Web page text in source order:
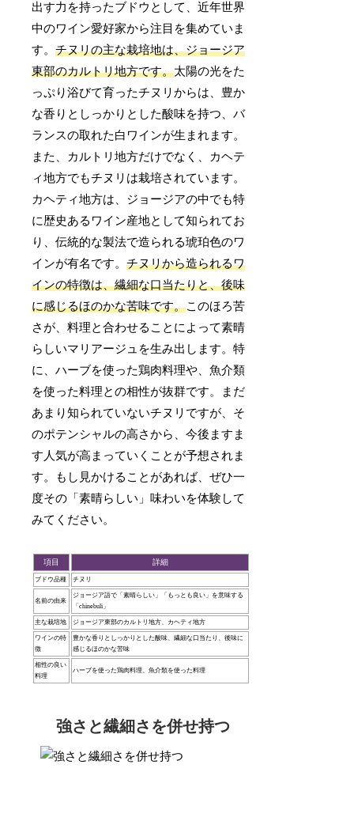
出す力を持ったブドウとして、近年世界
中のワイン愛好家から注目を集めていま
す。チヌリの主な栽培地は、ジョージア
東部のカルトリ地方です。太陽の光をた
っぷり浴びて育ったチヌリからは、豊か
な香りとしっかりとした酸味を持つ、バ
ランスの取れた白ワインが生まれます。
また、カルトリ地方だけでなく、カヘテ
ィ地方でもチヌリは栽培されています。
カヘティ地方は、ジョージアの中でも特
に歴史あるワイン産地として知られてお
り、伝統的な製法で造られる琥珀色のワ
インが有名です。チヌリから造られるワ
インの特徴は、繊細な口当たりと、後味
に感じるほのかな苦味です。このほろ苦
さが、料理と合わせることによって素晴
らしいマリアージュを生み出します。特
に、ハーブを使った鶏肉料理や、魚介類
を使った料理との相性が抜群です。まだ
あまり知られていないチヌリですが、そ
のポテンシャルの高さから、今後ますま
す人気が高まっていくことが予想されま
す。もし見かけることがあれば、ぜひ一
度その「素晴らしい」味わいを体験して
みてください。
項目 詳細
ブドウ品種 チヌリ
名前の由来
ジョージア語で「素晴らしい」「もっとも良い」を意味する
「chinebuli」
主な栽培地 ジョージア東部のカルトリ地方、カヘティ地方
ワインの特
徴
豊かな香りとしっかりとした酸味、繊細な口当たり、後味に
感じるほのかな苦味
相性の良い
料理
ハーブを使った鶏肉料理、魚介類を使った料理
強さと繊細さを併せ持つ